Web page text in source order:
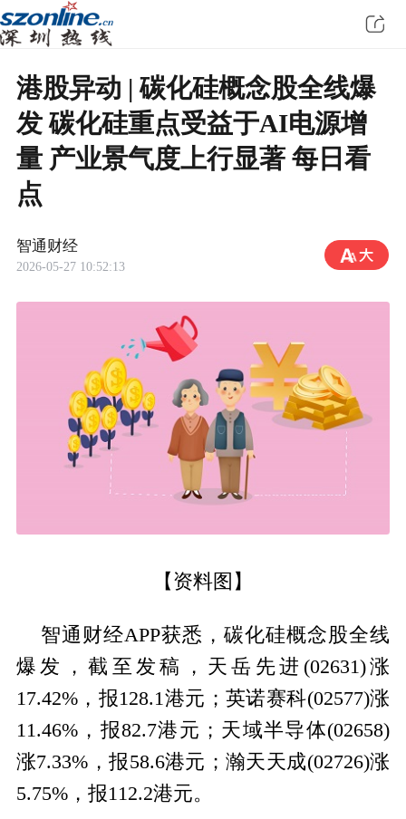
港股异动 | 碳化硅概念股全线爆
发 碳化硅重点受益于AI电源增
量 产业景气度上行显著 每日看
点
智通财经
2026-05-27 10:52:13
【资料图】
智通财经APP获悉，碳化硅概念股全线
爆发，截至发稿，天岳先进(02631)涨
17.42%，报128.1港元；英诺赛科(02577)涨
11.46%，报82.7港元；天域半导体(02658)
涨7.33%，报58.6港元；瀚天天成(02726)涨
5.75%，报112.2港元。